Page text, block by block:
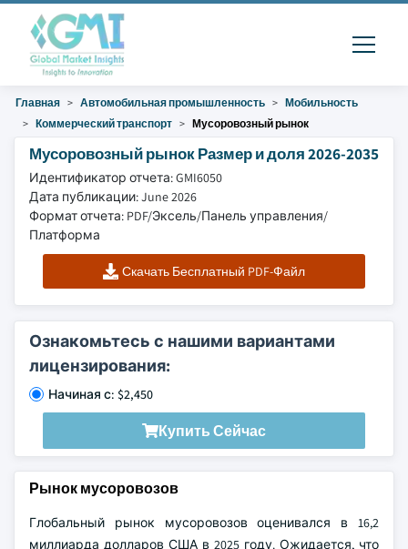
Главная Автомобильная промышленность
Мобильность
Коммерческий транспорт
Мусоровозный рынок
Мусоровозный рынок Размер и доля 2026-2035
Идентификатор отчета: GMI6050
Дата публикации: June 2026
Формат отчета: PDF/Эксель/Панель управления/
Платформа
Скачать Бесплатный PDF-Файл
Ознакомьтесь с нашими вариантами
лицензирования:
Начиная с: $2,450
Купить Сейчас
Рынок мусоровозов
Глобальный рынок мусоровозов оценивался в 16,2
миллиарда долларов США в 2025 году. Ожидается, что